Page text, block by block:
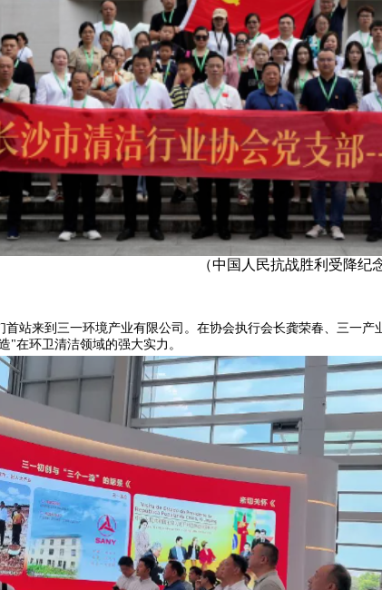
战胜利受降纪念馆前
首站来到三一环境产业有限公司。在协会执行会长龚荣春、三一
"在环卫清洁领域的强大实力。